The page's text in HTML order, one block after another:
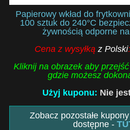
Papierowy wkład do
100 sztuk do 240°C
żywnością odporne
Cena z wysyłkąz Polski:
Kliknij na obrazek aby
gdzie możesz
Użyj kuponu: Nie
Zobacz pozostałe
dostępne -